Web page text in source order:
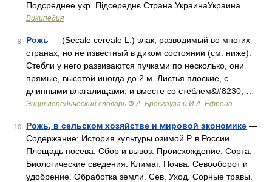
Подсреднее укр. Підсереднє Страна УкраинаУкраина …
Википедия
9 Рожь — (Secale cereale L.) злак, разводимый во многих
странах, но не известный в диком состоянии (см. ниже).
Стебли у него развиваются пучками по несколько, они
прямые, высотой иногда до 2 м. Листья плоские, с
длинными влагалищами, и вместе со стеблем&#8230; …
Энциклопедический словарь Ф.А. Брокгауза и И.А. Ефрона
10 Рожь, в сельском хозяйстве и мировой экономике —
Содержание: История культуры озимой Р. в России.
Площадь посева. Сбор и вывоз. Происхождение. Сорта.
Биологические сведения. Климат. Почва. Севооборот и
удобрение. Обработка земли. Сев. Уход. Сорные травы.